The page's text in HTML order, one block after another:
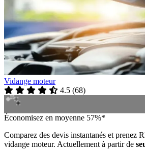
Vidange moteur
4.5 (68)
Économisez en moyenne 57%*
Comparez des devis instantanés et prenez
vidange moteur. Actuellement à partir de